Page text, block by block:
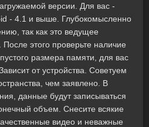
версии. Для вас -
- 4.1 и выше. Глубокомысленно
так как это ведущее
этого проверьте наличие
размера памяти, для вас
от устройства. Советуем
чем заявлено. В
данные будут записываться
объем. Снесите всякие
видео и неважные